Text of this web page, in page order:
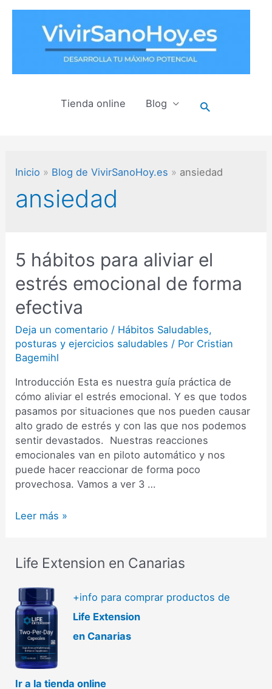
contenido
Tienda online Blog Buscar
Inicio Blog de VivirSanoHoy.es ansiedad
ansiedad
5 hábitos para aliviar el
estrés emocional de forma
efectiva
Deja un comentario / Hábitos Saludables,
posturas y ejercicios saludables / Por Cristian
Bagemihl
Introducción Esta es nuestra guía práctica de
cómo aliviar el estrés emocional. Y es que todos
pasamos por situaciones que nos pueden causar
alto grado de estrés y con las que nos podemos
sentir devastados. Nuestras reacciones
emocionales van en piloto automático y nos
puede hacer reaccionar de forma poco
provechosa. Vamos a ver 3 …
5
aliviar
estrés
emocional
de
forma
efectiva
Leer más »
Life Extension en Canarias
+info para comprar productos de
Life Extension
en Canarias
Ir a la tienda online